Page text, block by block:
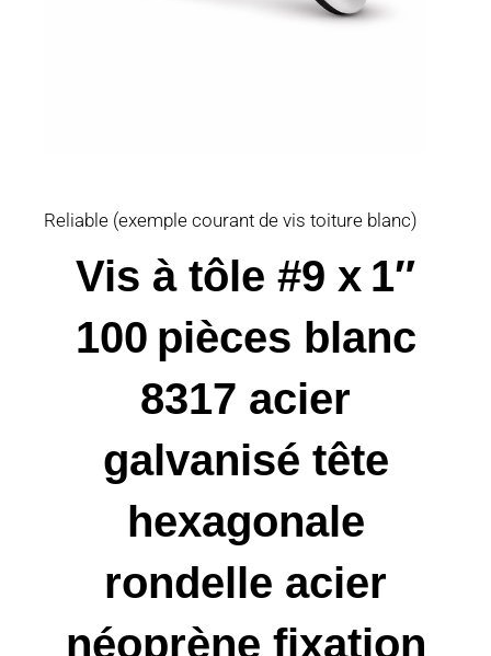
Reliable (exemple courant de vis toiture blanc)
Vis à tôle #9 x 1″
100 pièces blanc
8317 acier
galvanisé tête
hexagonale
rondelle acier
néoprène fixation